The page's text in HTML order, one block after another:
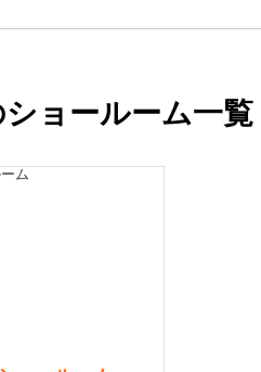
ョールーム一覧